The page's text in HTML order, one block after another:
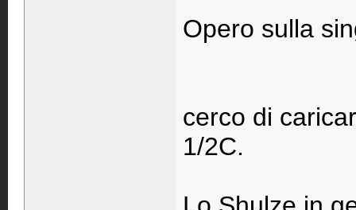
Opero sulla
cerco di
1/2C.